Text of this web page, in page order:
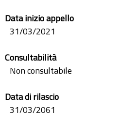
Data inizio appello
31/03/2021
Consultabilità
Non consultabile
Data di rilascio
31/03/2061